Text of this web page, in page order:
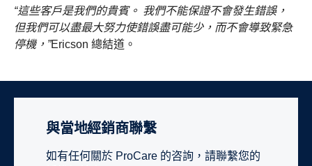
“這些客戶是我們的貴賓。 我們不能保證不會發生錯誤，
但我們可以盡最大努力使錯誤盡可能少，而不會導致緊急
停機，”Ericson 總結道。
與當地經銷商聯繫
如有任何關於 ProCare 的咨詢，請聯繫您的